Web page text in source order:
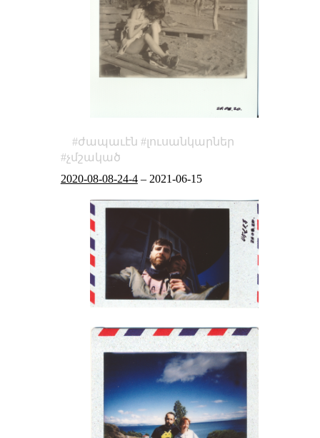
ժապաւէն
լուսանկարներ
չմշակած
2020-08-08-24-4– 2021-06-15